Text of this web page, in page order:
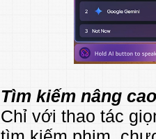
Tìm kiếm nâng
Chỉ với thao tác